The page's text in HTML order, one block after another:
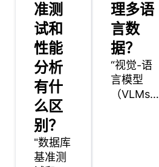
准测
试和
性能
分析
有什
么区
别？
"数据库
基准测
理多语
言数
据？
“视觉-语
言模型
（VLMs）